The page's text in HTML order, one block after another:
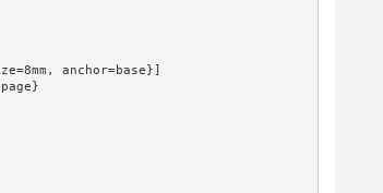
anchor=base}]